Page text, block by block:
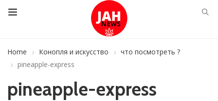
Home Конопля и искусство
что посмотреть ?
pineapple-express
pineapple-express